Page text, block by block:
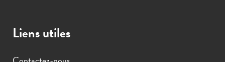
Liens utiles